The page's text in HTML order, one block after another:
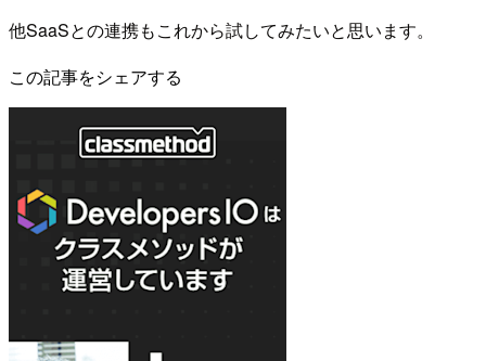
他SaaSとの連携もこれから試してみたいと思います。
この記事をシェアする